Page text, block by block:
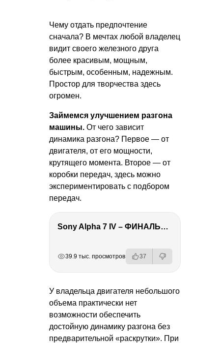
Чему отдать предпочтение
сначала? В мечтах любой владелец
видит своего железного друга
более красивым, мощным,
быстрым, особенным, надежным.
Простор для творчества здесь
огромен.
Займемся улучшением разгона
машины. От чего зависит
динамика разгона? Первое — от
двигателя, от его мощности,
крутящего момента. Второе — от
коробки передач, здесь можно
экспериментировать с подбором
передач.
Sony Alpha 7 IV – ФИНАЛЬНЫЙ ОБЗОР
39.9 тыс. просмотров 37
У владельца двигателя небольшого
объема практически нет
возможности обеспечить
достойную динамику разгона без
предварительной «раскрутки». При